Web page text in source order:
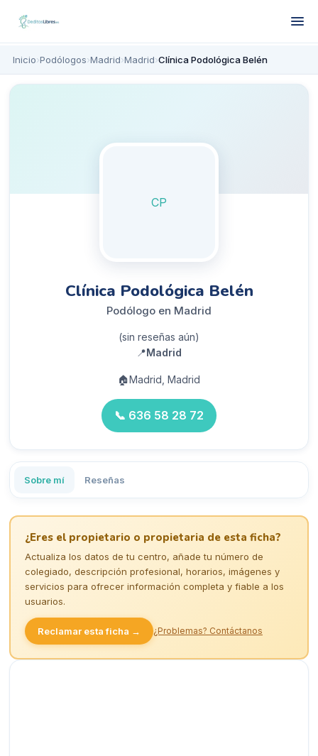
Inicio›Podólogos›Madrid›Madrid›Clínica Podológica Belén
CP
Clínica Podológica Belén
Podólogo en Madrid
(sin reseñas aún)
📍Madrid
🏠Madrid, Madrid
📞 636 58 28 72
Sobre mí Reseñas
¿Eres el propietario o propietaria de esta ficha?
Actualiza los datos de tu centro, añade tu número de
colegiado, descripción profesional, horarios, imágenes y
servicios para ofrecer información completa y fiable a los
usuarios.
Reclamar esta ficha → ¿Problemas? Contáctanos